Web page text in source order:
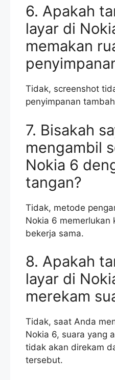
6. Apakah
layar di
memakan
Tidak, screenshot
penyimpanan
7. Bisakah
mengambil
Nokia 6
tangan?
Tidak, metode
Nokia 6 memerlukan
bekerja sama.
8. Apakah
layar di
merekam
Tidak, saat Anda
Nokia 6, suara yang
tidak akan direkam
tersebut.